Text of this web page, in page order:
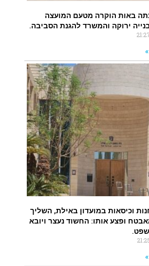
באות הוקרה מטעם המועצה
ירוקה והמשרד להגנת הסביבה.
וכיסאות במועדון באילת, השליך
ופצע אותו: החשוד נעצר ויובא